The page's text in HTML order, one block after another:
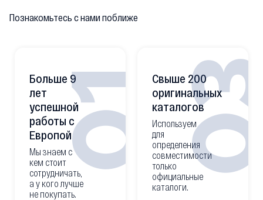
Познакомьтесь с нами поближе
01
Больше 9
лет
успешной
работы с
Европой
Мы знаем с
кем стоит
сотрудничать,
а у кого лучше
не покупать.
Свыше 200
оригинальных
каталогов
Используем
для
определения
совместимости
только
официальные
каталоги.